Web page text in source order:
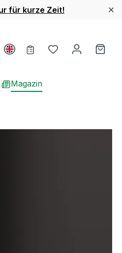
für kurze Zeit!
Du hast 0
Magazin